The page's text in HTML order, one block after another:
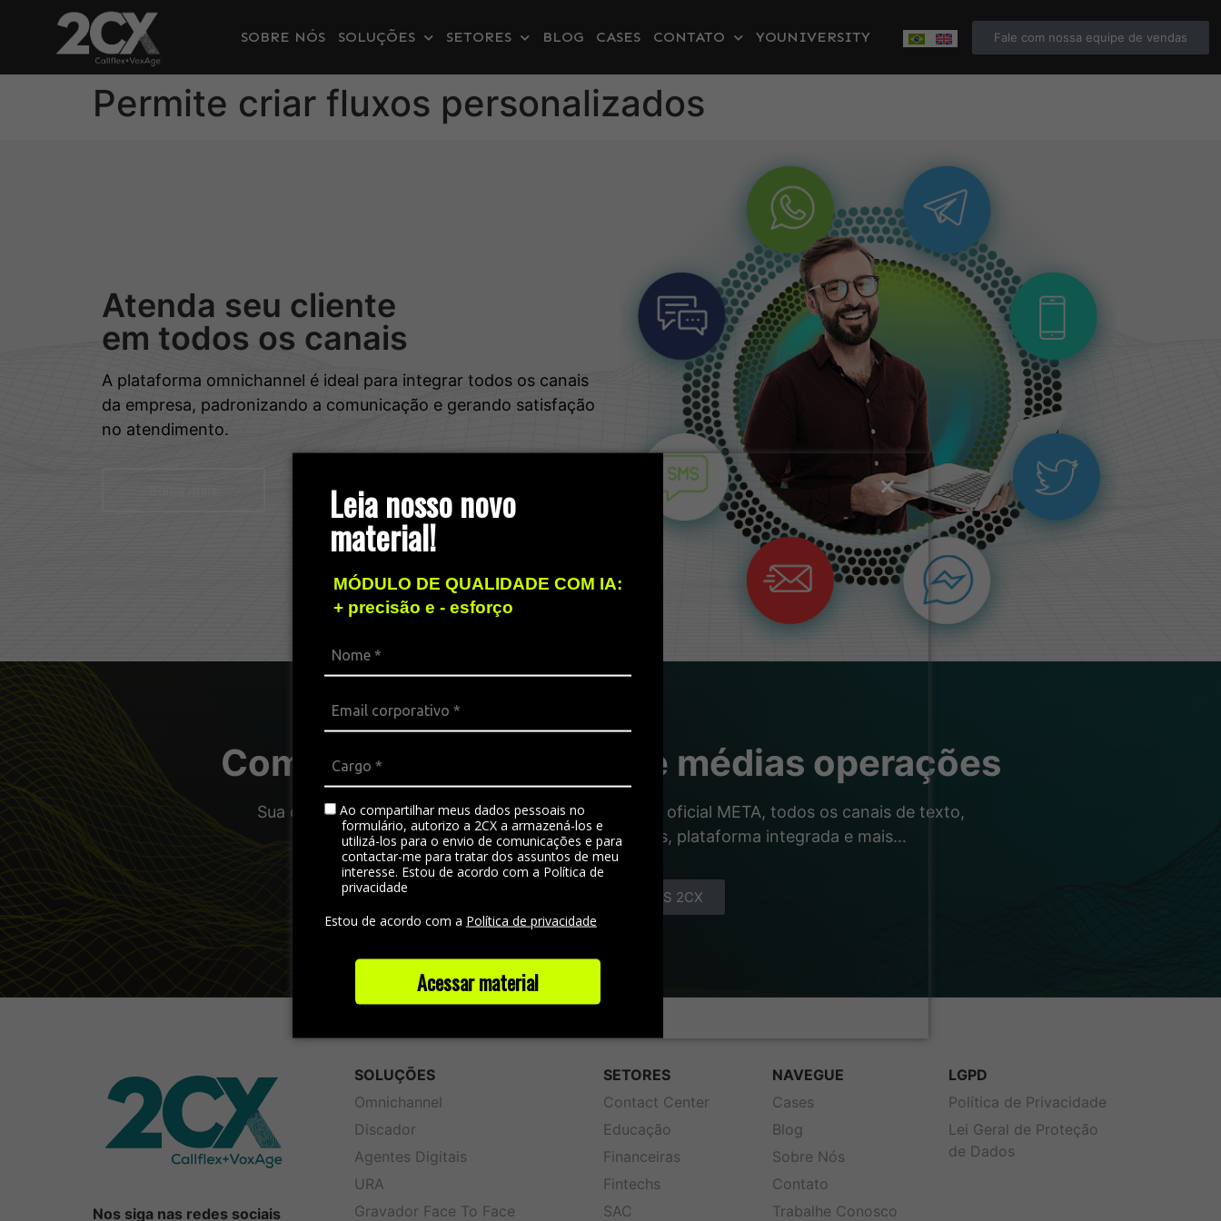
Leia nosso novo
material!
MÓDULO DE QUALIDADE COM IA:
+ precisão e - esforço
Ao compartilhar meus dados pessoais no
formulário, autorizo a 2CX a armazená-los e
utilizá-los para o envio de comunicações e para
contactar-me para tratar dos assuntos de meu
interesse. Estou de acordo com a Política de
privacidade
Estou de acordo com a Política de privacidade
Acessar material
SOBRE NÓS SOLUÇÕES SETORES BLOG CASES CONTATO YOUNIVERSITY Fale com nossa equipe de vendas
Permite criar fluxos personalizados
Atenda seu cliente
em todos os canais
A plataforma omnichannel é ideal para integrar todos os canais
da empresa, padronizando a comunicação e gerando satisfação
no atendimento.
Combos para pequenas e médias operações
Sua operação com a qualidade das grandes. Número oficial META, todos os canais de texto,
visão abrangente das interações com clientes, plataforma integrada e mais…
CONHEÇA OS COMBOS 2CX
Nos siga nas redes sociais
SOLUÇÕES
Omnichannel
Discador
Agentes Digitais
URA
Gravador Face To Face
SETORES
Contact Center
Educação
Financeiras
Fintechs
SAC
NAVEGUE
Cases
Blog
Sobre Nós
Contato
Trabalhe Conosco
LGPD
Política de Privacidade
Lei Geral de Proteção
de Dados